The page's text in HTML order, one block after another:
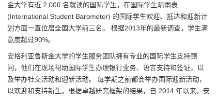
金大学有近 2,000 名就读的国际学生，在国际学生晴雨表
(International Student Barometer) 的国际学生欢迎、抵达和迎新计
划方面一直位居全国大学前三名。 根据2013年的最新调查，学生满
意度超过90%。
安格利亚鲁斯金大学的学生服务团队拥有专业的国际学生支持顾
问，他们在现场帮助国际学生办理银行业务、语言支持和签证，以
及举办社交活动和迎新活动。 每学期之前都会举办国际迎新活动，
以欢迎和支持新生。根据卓越研究框架的结果，自 2014 年以来，安